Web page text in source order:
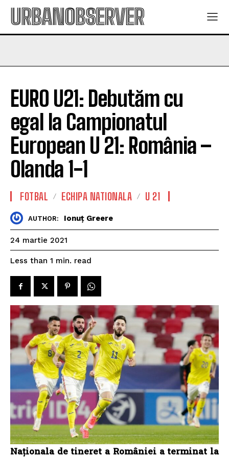
URBANOBSERVER
EURO U21: Debutăm cu
egal la Campionatul
European U 21: România –
Olanda 1-1
FOTBAL ECHIPA NATIONALA U 21
AUTHOR: Ionuț Greere
24 martie 2021
Less than 1 min. read
Naționala de tineret a României a terminat la